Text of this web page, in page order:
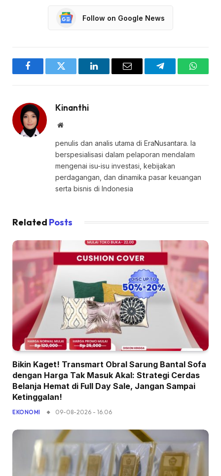
Follow on Google News
FacebookTwitter LinkedInEmail Telegram
Kinanthi
Website
penulis dan analis utama di EraNusantara. Ia
berspesialisasi dalam pelaporan mendalam
mengenai isu-isu investasi, kebijakan
perdagangan, dan dinamika pasar keuangan
serta bisnis di Indonesia
Related Posts
Bikin Kaget! Transmart Obral Sarung Bantal Sofa
dengan Harga Tak Masuk Akal: Strategi Cerdas
Belanja Hemat di Full Day Sale, Jangan Sampai
Ketinggalan!
EKONOMI 09-08-2026 - 16.06